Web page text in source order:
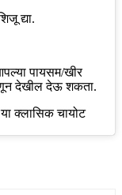
द्या.
पायसम/खीर
देखील देऊ शकता.
क्लासिक चायोट